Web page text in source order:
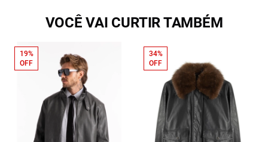
VOCÊ VAI CURTIR TAMBÉM
19%
OFF
34%
OFF